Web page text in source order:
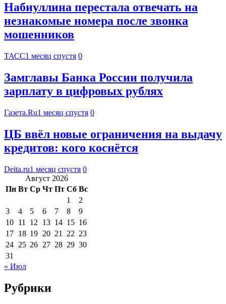
Набиуллина перестала отвечать на
незнакомые номера после звонка
мошенников
ТАСС1 месяц спустя 0
Замглавы Банка России получила
зарплату в цифровых рублях
Газета.Ru1 месяц спустя 0
ЦБ ввёл новые ограничения на выдачу
кредитов: кого коснётся
Deita.ru1 месяц спустя 0
Август 2026
Пн Вт Ср Чт Пт Сб Вс
1
2
3
4 5 6 7 8
9
10 11 12 13 14 15 16
17 18 19 20 21 22 23
24 25 26 27 28 29 30
31
« Июл
Рубрики